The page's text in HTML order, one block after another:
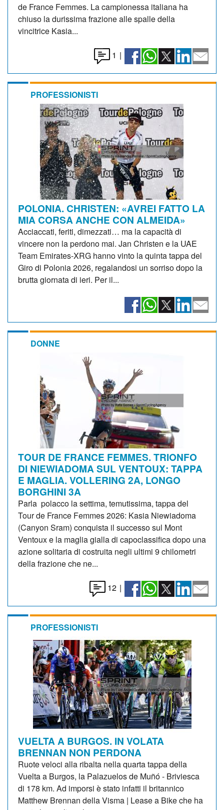
de France Femmes. La campionessa italiana ha
chiuso la durissima frazione alle spalle della
vincitrice Kasia...
1 |
PROFESSIONISTI
POLONIA. CHRISTEN: «AVREI FATTO LA
MIA CORSA ANCHE CON ALMEIDA»
Acciaccati, feriti, dimezzati… ma la capacità di
vincere non la perdono mai. Jan Christen e la UAE
Team Emirates-XRG hanno vinto la quinta tappa del
Giro di Polonia 2026, regalandosi un sorriso dopo la
brutta giornata di ieri. Per il...
DONNE
TOUR DE FRANCE FEMMES. TRIONFO
DI NIEWIADOMA SUL VENTOUX: TAPPA
E MAGLIA. VOLLERING 2A, LONGO
BORGHINI 3A
Parla polacco la settima, temutissima, tappa del
Tour de France Femmes 2026: Kasia Niewiadoma
(Canyon Sram) conquista il successo sul Mont
Ventoux e la maglia gialla di capoclassifica dopo una
azione solitaria di costruita negli ultimi 9 chilometri
della frazione che ne...
12 |
PROFESSIONISTI
VUELTA A BURGOS. IN VOLATA
BRENNAN NON PERDONA
Ruote veloci alla ribalta nella quarta tappa della
Vuelta a Burgos, la Palazuelos de Muñó - Briviesca
di 178 km. Ad imporsi è stato infatti il britannico
Matthew Brennan della Visma | Lease a Bike che ha